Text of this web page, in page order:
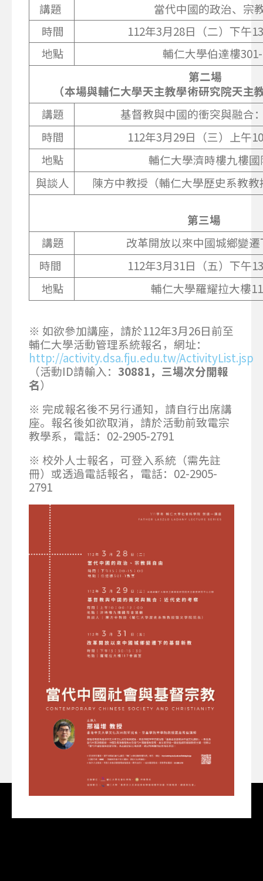
講題
當代中國的政治、宗
時間
112年3月28日（二）下午
地點
輔仁大學伯達樓
第二場
（本場與輔仁大學天主教學術研究院天主
講題
基督教與中國的衝突與融合
時間
112年3月29日（三）上午
地點
輔仁大學濟時樓九樓
與談人
陳方中教授（輔仁大學歷史系教
第三場
講題
改革開放以來中國城鄉變
時間
112年3月31日（五）下午
地點
輔仁大學羅耀拉大樓
※ 如欲參加講座，請於112年3月26日前至
輔仁大學活動管理系統報名， 網址：
http://activity.dsa.fju.edu.tw/ActivityList.jsp
（活動ID請輸入： 30881，三場次分開報
名）
※ 完成報名後不另行通知，請自行出席講
座。報名後如欲取消，請於活動前致電宗
教學系，電話：02-2905-2791
※ 校外人士報名，可登入系統（需先註
冊）或透過電話報名，電話：02-2905-
2791